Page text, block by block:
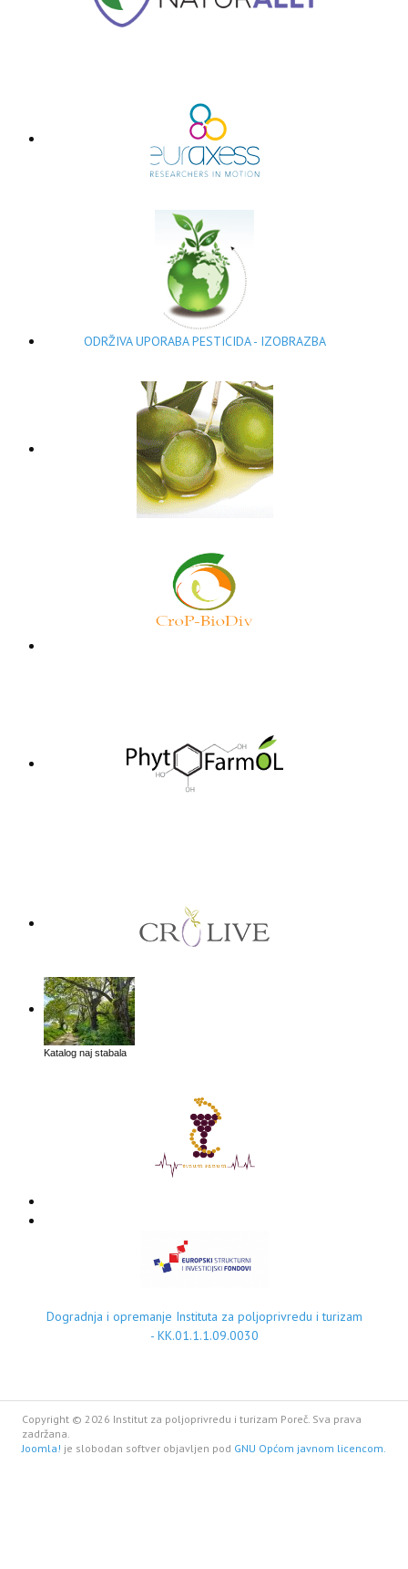
ODRŽIVA UPORABA PESTICIDA - IZOBRAZBA
Katalog naj stabala
Dogradnja i opremanje Instituta za poljoprivredu i turizam
- KK.01.1.1.09.0030
Copyright © 2026 Institut za poljoprivredu i turizam Poreč. Sva prava
zadržana.
Joomla! je slobodan softver objavljen pod GNU Općom javnom licencom.